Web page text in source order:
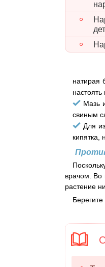
натирая
Мазь
свиным
Для
кипятка,
врачом. Во
растение